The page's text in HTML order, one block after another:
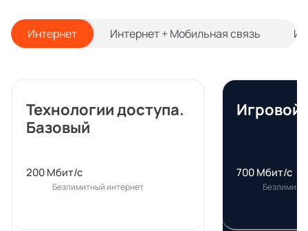
Интернет Интернет + Мобильная связь
Технологии доступа.
Базовый
200 Мбит/с
Безлимитный интернет
Игровой
700 Мбит/с